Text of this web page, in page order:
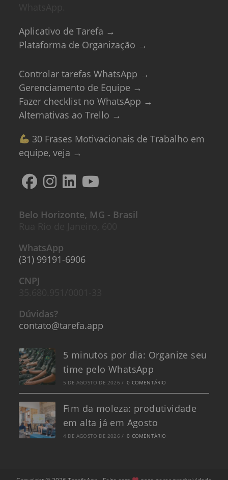
Aplicativo de Tarefa →
Plataforma de Organização →
Controlar tarefas WhatsApp →
Gerenciamento de Equipe →
Fazer checklist no WhatsApp →
Alternativas ao Trello →
30 Frases Motivacionais de Trabalho em
equipe, veja →
Belo Horizonte, MG - Brasil
WhatsApp
(31) 99191-6906
CNPJ
Dúvidas?
contato@tarefa.app
5 minutos por dia: Organize seu
time pelo WhatsApp
5 DE AGOSTO DE 2026 / 0 COMENTÁRIO
Fim da moleza: produtividade
em alta já em Agosto
4 DE AGOSTO DE 2026 / 0 COMENTÁRIO